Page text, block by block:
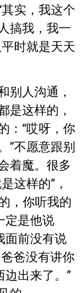
实，我这个
搞我，我一
时就是天天
别人沟通，
是这样的，
：“哎呀，你
”不愿意跟别
着魔。很多
这样的”，
，你听我的
定是他说
面前没有说
爸爸没有讲你
边出来了。”